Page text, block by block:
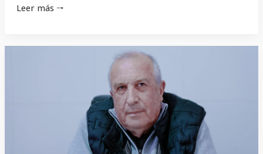
Leer más 🠒